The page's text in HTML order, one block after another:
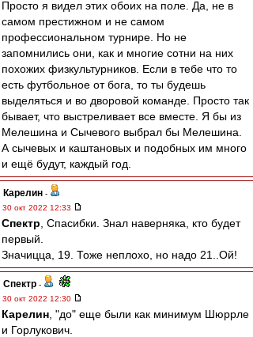
Просто я видел этих обоих на поле. Да, не в
самом престижном и не самом
профессиональном турнире. Но не
запомнились они, как и многие сотни на них
похожих физкультурников. Если в тебе что то
есть футбольное от бога, то ты будешь
выделяться и во дворовой команде. Просто так
бывает, что выстреливает все вместе. Я бы из
Мелешина и Сычевого выбрал бы Мелешина.
А сычевых и каштановых и подобных им много
и ещё будут, каждый год.
Карелин -
30 окт 2022 12:33
Спектр , Спасибки. Знал наверняка, кто будет
первый.
Значицца, 19. Тоже неплохо, но надо 21..Ой!
Спектр -
30 окт 2022 12:30
Карелин , "до" еще были как минимум Шюррле
и Горлукович.